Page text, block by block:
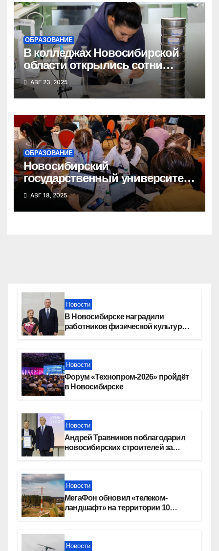
ОБРАЗОВАНИЕ
В колледжах Новосибирской
области открылись сотни
новых бюджетных мест
АВГ 23, 2025
ОБРАЗОВАНИЕ
Новосибирский
государственный университет
победил в федеральном
конкурсе стартап-студий
АВГ 18, 2025
Новости
В Новосибирске наградили
работников физической культуры
Новости
Форум «Технопром-2026» пройдёт
в Новосибирске
Новости
Андрей Травников поблагодарил
новосибирских строителей за
Новости
МегаФон обновил «телеком-
ландшафт» на территории 10
Новости